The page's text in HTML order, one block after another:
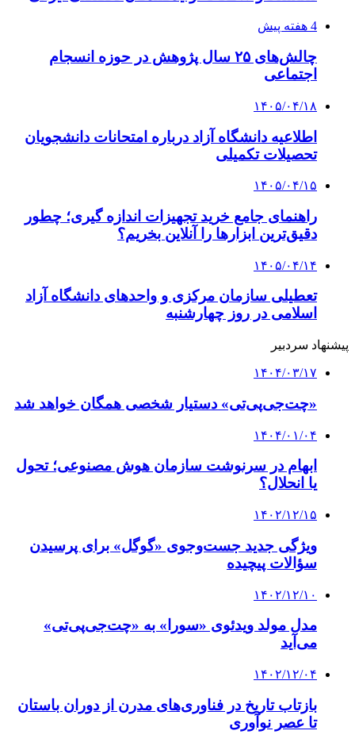
4 هفته پیش
چالش‌های ۲۵ سال پژوهش در حوزه انسجام
اجتماعی
۱۴۰۵/۰۴/۱۸
اطلاعیه دانشگاه آزاد درباره امتحانات دانشجویان
تحصیلات تکمیلی
۱۴۰۵/۰۴/۱۵
راهنمای جامع خرید تجهیزات اندازه گیری؛ چطور
دقیق‌ترین ابزارها را آنلاین بخریم؟
۱۴۰۵/۰۴/۱۴
تعطیلی سازمان مرکزی و واحدهای دانشگاه آزاد
اسلامی در روز چهارشنبه
پیشنهاد سردبیر
۱۴۰۴/۰۳/۱۷
«چت‌جی‌پی‌تی» دستیار شخصی همگان خواهد شد
۱۴۰۴/۰۱/۰۴
ابهام در سرنوشت سازمان هوش مصنوعی؛ تحول
یا انحلال؟
۱۴۰۲/۱۲/۱۵
ویژگی جدید جست‌وجوی «گوگل» برای پرسیدن
سؤالات پیچیده
۱۴۰۲/۱۲/۱۰
مدل مولد ویدئوی «سورا» به «چت‌جی‌پی‌تی»
می‌آید
۱۴۰۲/۱۲/۰۴
بازتاب تاریخ در فناوری‌های مدرن از دوران باستان
تا عصر نوآوری